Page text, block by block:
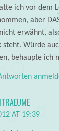
ich vor dem
aber
erwähnt,
steht. Würde
behaupte ich
AT 19:39